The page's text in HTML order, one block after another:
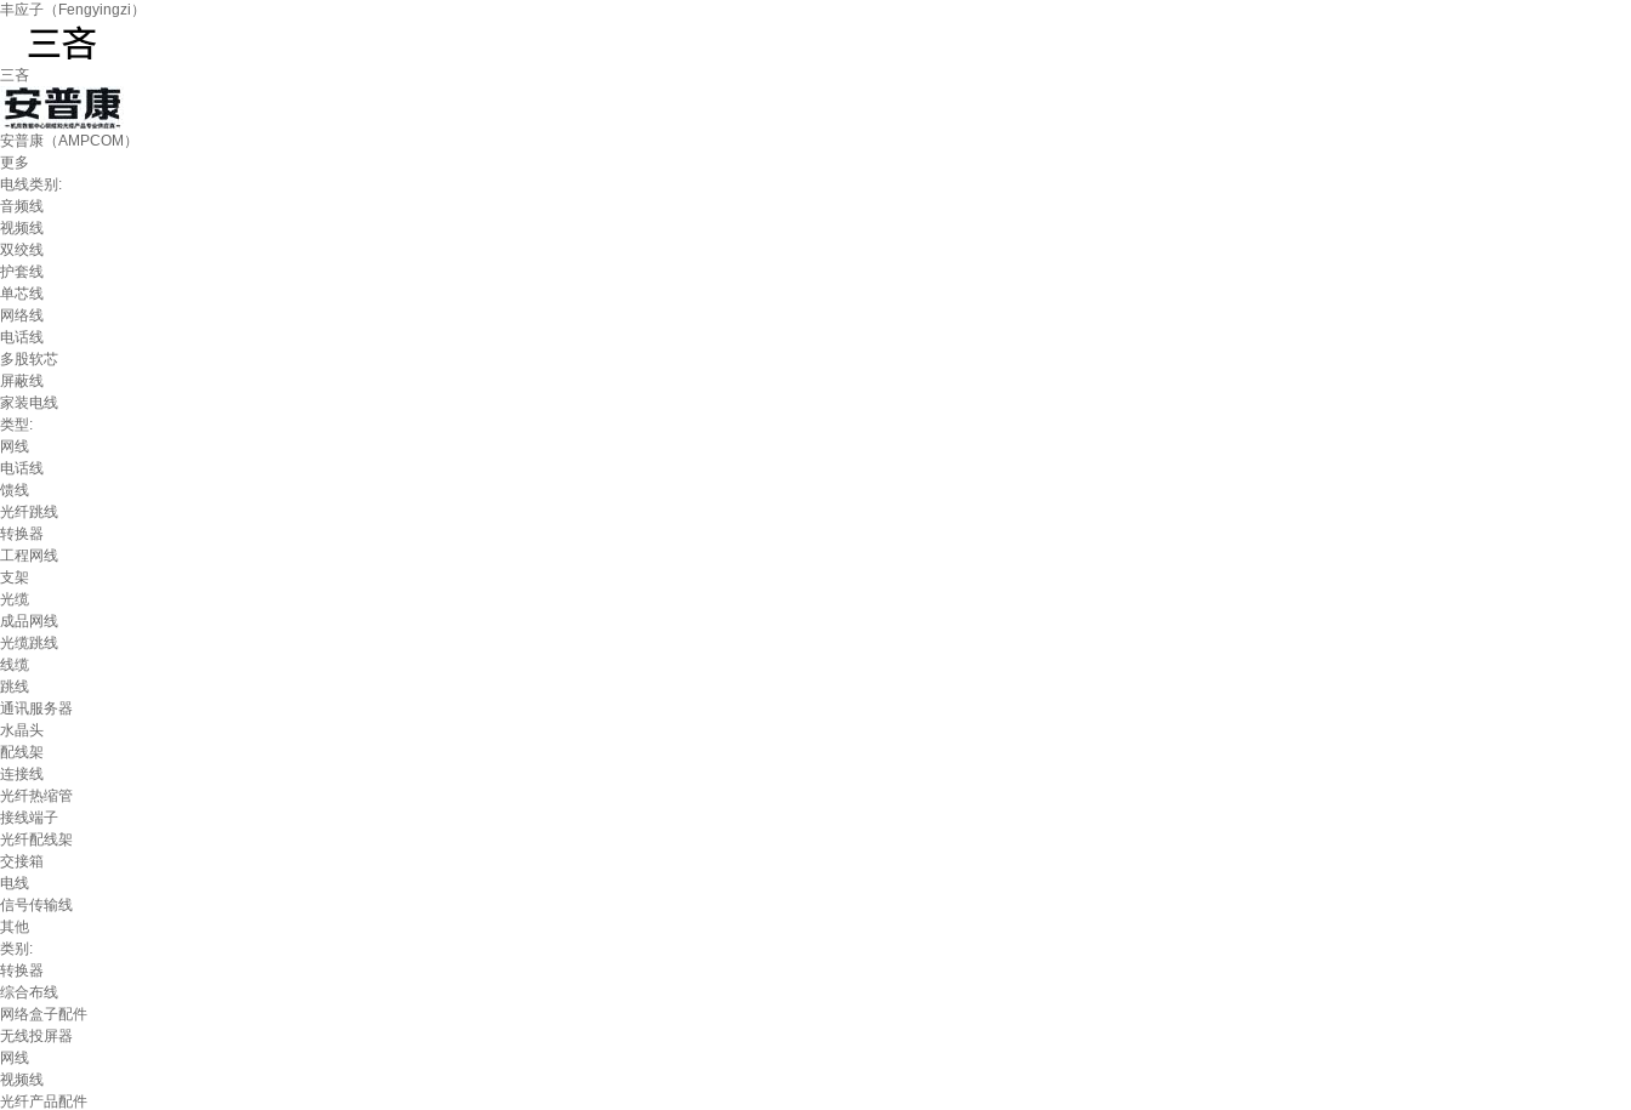
丰应子（Fengyingzi）
三吝
安普康（AMPCOM）
更多
电线类别:
音频线
视频线
双绞线
护套线
单芯线
网络线
电话线
多股软芯
屏蔽线
家装电线
类型:
网线
电话线
馈线
光纤跳线
转换器
工程网线
支架
光缆
成品网线
光缆跳线
线缆
跳线
通讯服务器
水晶头
配线架
连接线
光纤热缩管
接线端子
光纤配线架
交接箱
电线
信号传输线
其他
类别:
转换器
综合布线
网络盒子配件
无线投屏器
网线
视频线
光纤产品配件